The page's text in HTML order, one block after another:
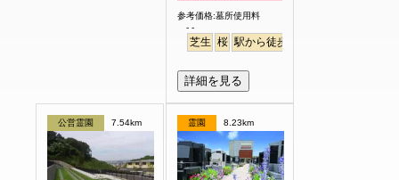
参考価格:墓所使用料
- -
芝生 桜 駅から徒歩
詳細を見る
公営霊園 7.54km 霊園 8.23km